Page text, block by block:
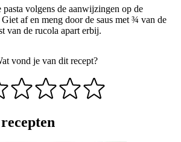
volgens de aanwijzingen op de
af en meng door de saus met ¾ van de
van de rucola apart erbij.
vond je van dit recept?